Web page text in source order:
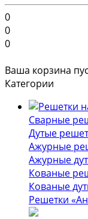
0
0
0
Ваша корзина
Категории
Сварные
Дутые
Ажурные
Ажурные
Кованые
Кованые
Решетки